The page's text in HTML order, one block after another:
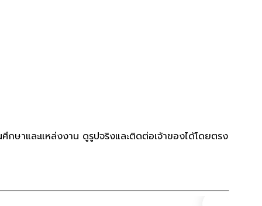
กษาและแหล่งงาน ดูรูปจริงและติดต่อเจ้าของได้โดยตรง